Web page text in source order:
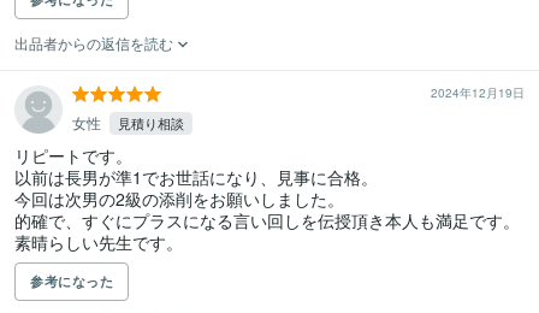
出品者からの返信を読む
2024年12月19日
女性 見積り相談
リピートです。
以前は長男が準1でお世話になり、見事に合格。
今回は次男の2級の添削をお願いしました。
的確で、すぐにプラスになる言い回しを伝授頂き本人も満足です。
素晴らしい先生です。
参考になった